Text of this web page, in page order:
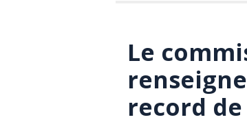
Le
record